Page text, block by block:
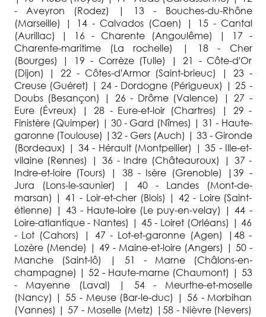
- Aveyron (Rodez) | 13 - Bouches-du-Rhône
(Marseille) | 14 - Calvados (Caen) | 15 - Cantal
(Aurillac) | 16 - Charente (Angoulême) | 17 -
Charente-maritime (La rochelle) | 18 - Cher
(Bourges) | 19 - Corrèze (Tulle) | 21 - Côte-d'Or
(Dijon) | 22 - Côtes-d'Armor (Saint-brieuc) | 23 -
Creuse (Guéret) | 24 - Dordogne (Périgueux) | 25 -
Doubs (Besançon) | 26 - Drôme (Valence) | 27 -
Eure (Évreux) | 28 - Eure-et-loir (Chartres) | 29 -
Finistère (Quimper) | 30 - Gard (Nîmes) | 31 - Haute-
garonne (Toulouse) |32 - Gers (Auch) | 33 - Gironde
(Bordeaux) | 34 - Hérault (Montpellier) | 35 - Ille-et-
vilaine (Rennes) | 36 - Indre (Châteauroux) | 37 -
Indre-et-loire (Tours) | 38 - Isère (Grenoble) |39 -
Jura (Lons-le-saunier) | 40 - Landes (Mont-de-
marsan) | 41 - Loir-et-cher (Blois) | 42 - Loire (Saint-
étienne) | 43 - Haute-loire (Le puy-en-velay) | 44 -
Loire-atlantique - Nantes) | 45 - Loiret (Orléans) | 46
- Lot (Cahors) | 47 - Lot-et-garonne (Agen) |48 -
Lozère (Mende) | 49 - Maine-et-loire (Angers) | 50 -
Manche (Saint-lô) | 51 - Marne (Châlons-en-
champagne) | 52 - Haute-marne (Chaumont) | 53
- Mayenne (Laval) | 54 - Meurthe-et-moselle
(Nancy) | 55 - Meuse (Bar-le-duc) | 56 - Morbihan
(Vannes) | 57 - Moselle (Metz) |58 - Nièvre (Nevers)